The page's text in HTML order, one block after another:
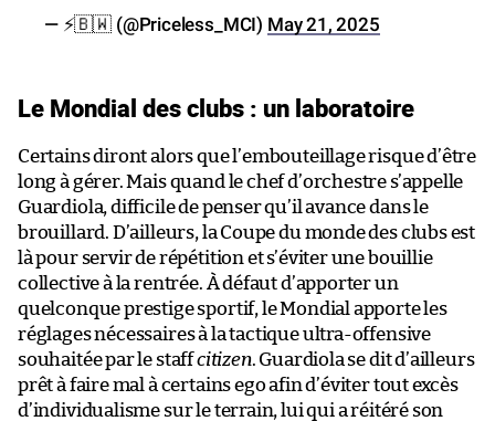
— ⚡️🇧🇼 (@Priceless_MCI) May 21, 2025
Le Mondial des clubs : un laboratoire
Certains diront alors que l’embouteillage risque d’être
long à gérer. Mais quand le chef d’orchestre s’appelle
Guardiola, difficile de penser qu’il avance dans le
brouillard. D’ailleurs, la Coupe du monde des clubs est
là pour servir de répétition et s’éviter une bouillie
collective à la rentrée. À défaut d’apporter un
quelconque prestige sportif, le Mondial apporte les
réglages nécessaires à la tactique ultra-offensive
souhaitée par le staffcitizen. Guardiola se dit d’ailleurs
prêt à faire mal à certains ego afin d’éviter tout excès
d’individualisme sur le terrain, lui qui a réitéré son